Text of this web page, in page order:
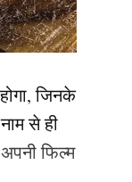
जिनके
से ही
फिल्म